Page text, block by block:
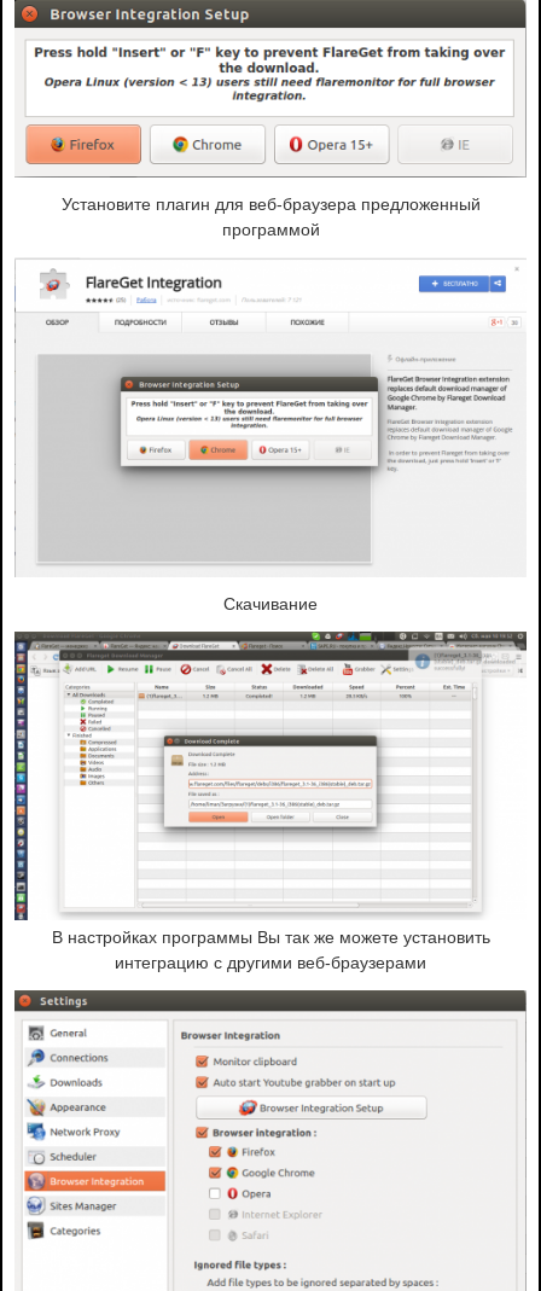
Установите плагин для веб-браузера предложенный
программой
Скачивание
В настройках программы Вы так же можете установить
интеграцию с другими веб-браузерами